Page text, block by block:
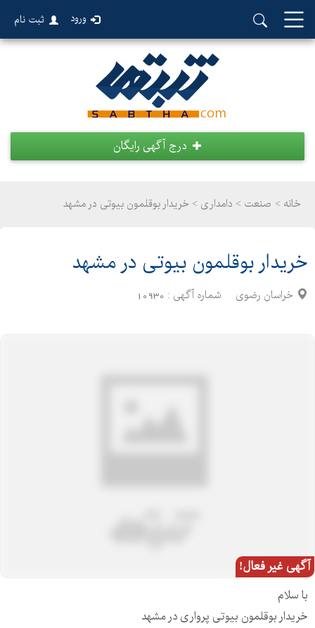
ورود ثبت نام
درج آگهی رایگان
خانه > صنعت > دامداری > خریدار بوقلمون بیوتی در مشهد
خریدار بوقلمون بیوتی در مشهد
خراسان رضوی شماره آگهی : 10930
آگهی غیر فعال!
با سلام
خریدار بوقلمون بیوتی پرواری در مشهد